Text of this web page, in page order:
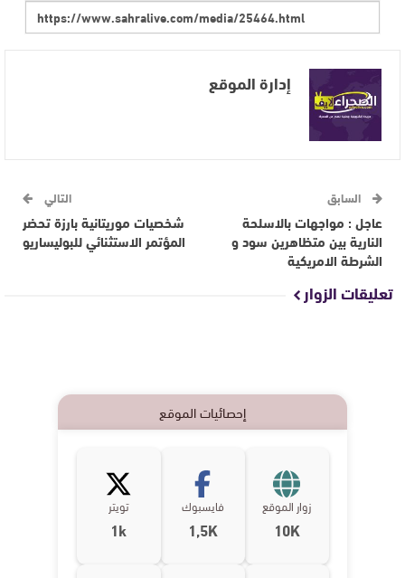
إدارة الموقع
السابق
عاجل : مواجهات بالاسلحة
النارية بين متظاهرين سود و
الشرطة الامريكية
التالي
شخصيات موريتانية بارزة تحضر
المؤتمر الاستثنائي للبوليساريو
تعليقات الزوار
إحصائيات الموقع
زوار الموقع
10K
فايسبوك
1,5K
تويتر
1k